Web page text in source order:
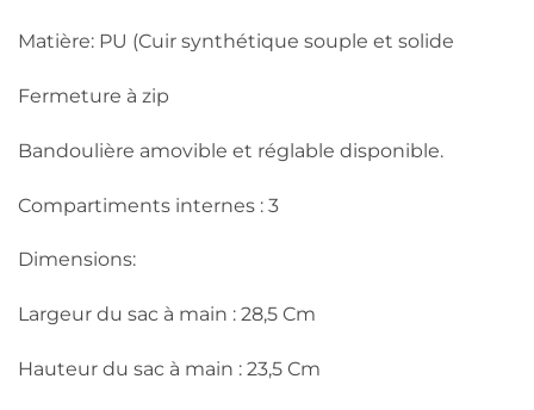
Matière: PU (Cuir synthétique souple et solide
Fermeture à zip
Bandoulière amovible et réglable disponible.
Compartiments internes : 3
Dimensions:
Largeur du sac à main : 28,5 Cm
Hauteur du sac à main : 23,5 Cm